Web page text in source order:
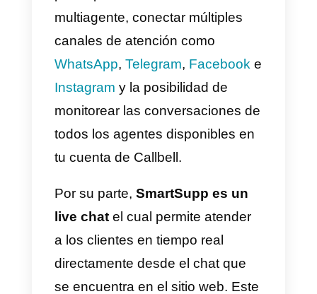
de mensajeríay así atender
clientes de las diferentes redes
sociales. También posee otras
funcionalidades principales como
asignar chats, dejar notas
trabajo dentro de las
conversaciones, gestión de
por departamentos, chat
multiagente, conectar múltiples